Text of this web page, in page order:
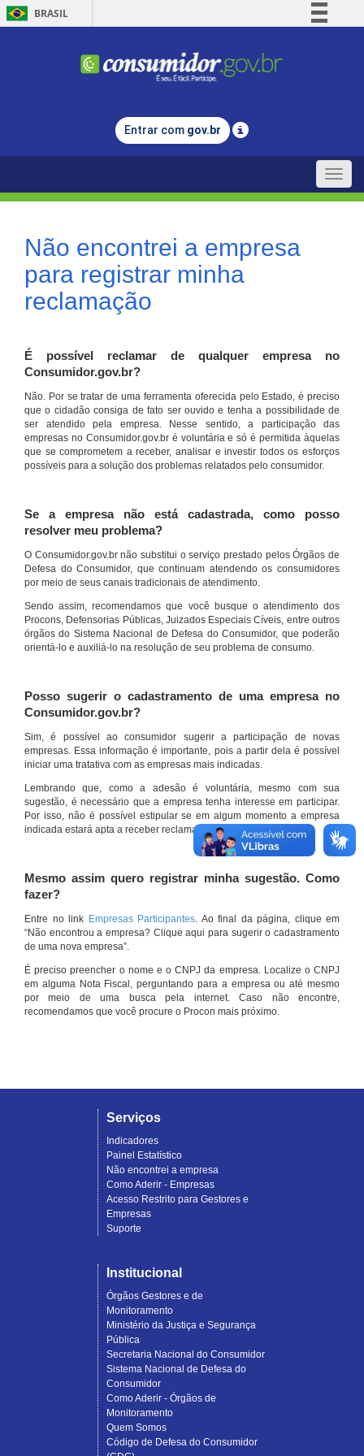
BRASIL
Comunica BR
Legislação
Entrar com gov.br
Toggle
Não encontrei a empresa
para registrar minha
reclamação
É possível reclamar de qualquer empresa no
Consumidor.gov.br?
Não. Por se tratar de uma ferramenta oferecida pelo Estado, é preciso
que o cidadão consiga de fato ser ouvido e tenha a possibilidade de
ser atendido pela empresa. Nesse sentido, a participação das
empresas no Consumidor.gov.br é voluntária e só é permitida àquelas
que se comprometem a receber, analisar e investir todos os esforços
possíveis para a solução dos problemas relatados pelo consumidor.
Se a empresa não está cadastrada, como posso
resolver meu problema?
O Consumidor.gov.br não substitui o serviço prestado pelos Órgãos de
Defesa do Consumidor, que continuam atendendo os consumidores
por meio de seus canais tradicionais de atendimento.
Sendo assim, recomendamos que você busque o atendimento dos
Procons, Defensorias Públicas, Juizados Especiais Cíveis, entre outros
órgãos do Sistema Nacional de Defesa do Consumidor, que poderão
orientá-lo e auxiliá-lo na resolução de seu problema de consumo.
Posso sugerir o cadastramento de uma empresa no
Consumidor.gov.br?
Sim, é possível ao consumidor sugerir a participação de novas
empresas. Essa informação é importante, pois a partir dela é possível
iniciar uma tratativa com as empresas mais indicadas.
Lembrando que, como a adesão é voluntária, mesmo com sua
sugestão, é necessário que a empresa tenha interesse em participar.
Por isso, não é possível estipular se em algum momento a empresa
indicada estará apta a receber reclamações por meio do site.
Mesmo assim quero registrar minha sugestão. Como
fazer?
Entre no link Empresas Participantes. Ao final da página, clique em
“Não encontrou a empresa? Clique aqui para sugerir o cadastramento
de uma nova empresa”.
É preciso preencher o nome e o CNPJ da empresa. Localize o CNPJ
em alguma Nota Fiscal, perguntando para a empresa ou até mesmo
por meio de uma busca pela internet. Caso não encontre,
recomendamos que você procure o Procon mais próximo.
Serviços
Indicadores
Painel Estatístico
Não encontrei a empresa
Como Aderir - Empresas
Acesso Restrito para Gestores e
Empresas
Suporte
Institucional
Órgãos Gestores e de
Monitoramento
Ministério da Justiça e Segurança
Pública
Secretaria Nacional do Consumidor
Sistema Nacional de Defesa do
Consumidor
Como Aderir - Órgãos de
Monitoramento
Quem Somos
Código de Defesa do Consumidor